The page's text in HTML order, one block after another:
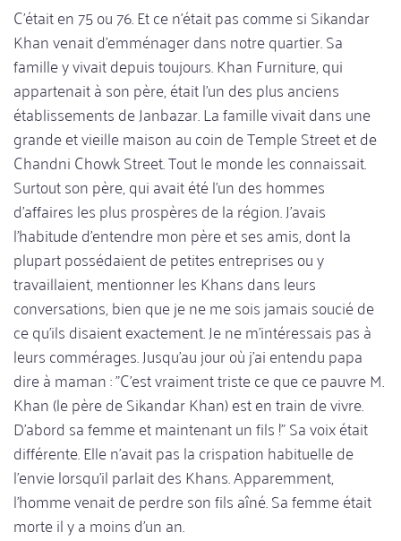
C'était en 75 ou 76. Et ce n'était pas comme si Sikandar
Khan venait d'emménager dans notre quartier. Sa
famille y vivait depuis toujours. Khan Furniture, qui
appartenait à son père, était l'un des plus anciens
établissements de Janbazar. La famille vivait dans une
grande et vieille maison au coin de Temple Street et de
Chandni Chowk Street. Tout le monde les connaissait.
Surtout son père, qui avait été l'un des hommes
d'affaires les plus prospères de la région. J'avais
l'habitude d'entendre mon père et ses amis, dont la
plupart possédaient de petites entreprises ou y
travaillaient, mentionner les Khans dans leurs
conversations, bien que je ne me sois jamais soucié de
ce qu'ils disaient exactement. Je ne m'intéressais pas à
leurs commérages. Jusqu'au jour où j'ai entendu papa
dire à maman : "C'est vraiment triste ce que ce pauvre M.
Khan (le père de Sikandar Khan) est en train de vivre.
D'abord sa femme et maintenant un fils !" Sa voix était
différente. Elle n'avait pas la crispation habituelle de
l'envie lorsqu'il parlait des Khans. Apparemment,
l'homme venait de perdre son fils aîné. Sa femme était
morte il y a moins d'un an.